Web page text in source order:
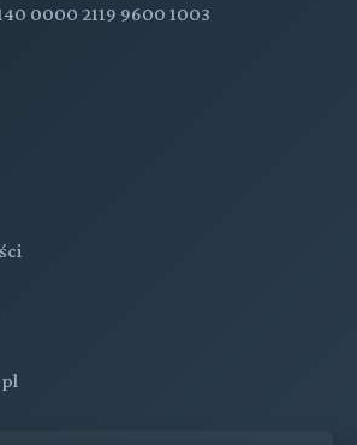
0000 2119 9600 1003